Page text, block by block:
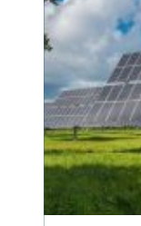
for langt
bare at
en
Når...